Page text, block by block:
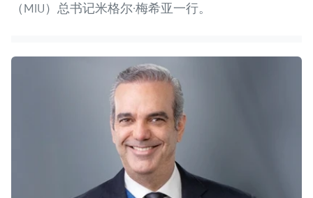
（MIU）总书记米格尔·梅希亚一行。